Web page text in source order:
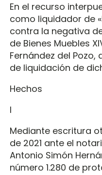
En el recurso
como liquidador de
contra la negativa
de Bienes Muebles
Fernández del
de liquidación de
Hechos
I
Mediante escritura
de 2021 ante el
Antonio Simón
número 1.280 de